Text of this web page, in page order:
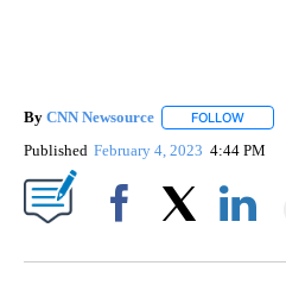
By CNN Newsource FOLLOW
Published February 4, 2023 4:44 PM